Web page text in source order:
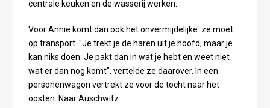
centrale keuken en de wasserij werken.
Voor Annie komt dan ook het onvermijdelijke: ze moet
op transport. "Je trekt je de haren uit je hoofd, maar je
kan niks doen. Je pakt dan in wat je hebt en weet niet
wat er dan nog komt", vertelde ze daarover. In een
personenwagon vertrekt ze voor de tocht naar het
oosten. Naar Auschwitz.